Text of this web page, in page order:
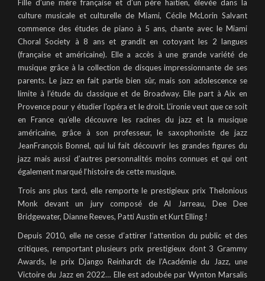
Fille d’une mère française et d’un père haïtien, élevée dans la
culture musicale et culturelle de Miami, Cécile McLorin Salvant
commence des études de piano à 5 ans, chante avec le Miami
Choral Society à 8 ans et grandit en cotoyant les 2 langues
(française et américaine). Elle a accès à une grande variété de
musique grâce à la collection de disques impressionnante de ses
parents. Le jazz en fait partie bien sûr, mais son adolescence se
limite à l’étude du classique et de Broadway. Elle part à Aix en
Provence pour y étudier l’opéra et le droit. L’ironie veut que ce soit
en France qu’elle découvre les racines du jazz et la musique
américaine, grâce à son professeur, le saxophoniste de jazz
JeanFrançois Bonnel, qui lui fait découvrir les grandes figures du
jazz mais aussi d’autres personnalités moins connues et qui ont
également marqué l‘histoire de cette musique.
Trois ans plus tard, elle remporte le prestigieux prix Thelonious
Monk devant un jury composé de Al Jarreau, Dee Dee
Bridgewater, Dianne Reeves, Patti Austin et Kurt Elling !
Depuis 2010, elle ne cesse d’attirer l’attention du public et des
critiques, remportant plusieurs prix prestigieux dont 3 Grammy
Awards, le prix Django Reinhardt de l’Académie du Jazz, une
Victoire du Jazz en 2022… Elle est adoubée par Wynton Marsalis